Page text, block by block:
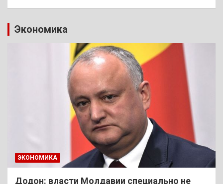
Экономика
ЭКОНОМИКА
Додон: власти Молдавии специально не